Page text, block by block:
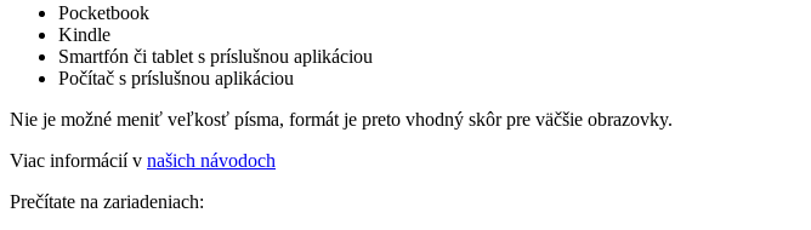
Pocketbook
Kindle
Smartfón či tablet s príslušnou aplikáciou
Počítač s príslušnou aplikáciou
Nie je možné meniť veľkosť písma, formát je preto vhodný skôr pre väčšie obrazovky.
Viac informácií v našich návodoch
Prečítate na zariadeniach: